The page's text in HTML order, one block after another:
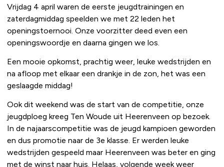
Vrijdag 4 april waren de eerste jeugdtrainingen en
zaterdagmiddag speelden we met 22 leden het
openingstoernooi. Onze voorzitter deed even een
openingswoordje en daarna gingen we los.
Een mooie opkomst, prachtig weer, leuke wedstrijden en
na afloop met elkaar een drankje in de zon, het was een
geslaagde middag!
Ook dit weekend was de start van de competitie, onze
jeugdploeg kreeg Ten Woude uit Heerenveen op bezoek.
In de najaarscompetitie was de jeugd kampioen geworden
en dus promotie naar de 3e klasse. Er werden leuke
wedstrijden gespeeld maar Heerenveen was beter en ging
met de winst naar huis. Helaas, volgende week weer